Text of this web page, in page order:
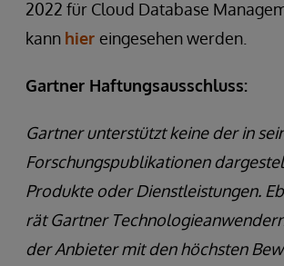
2022 für Cloud Database
kann hier eingesehen werden.
Gartner Haftungsausschluss:
Gartner unterstützt keine der in
Forschungspublikationen
Produkte oder Dienstleistungen.
rät Gartner
der Anbieter mit den höchsten